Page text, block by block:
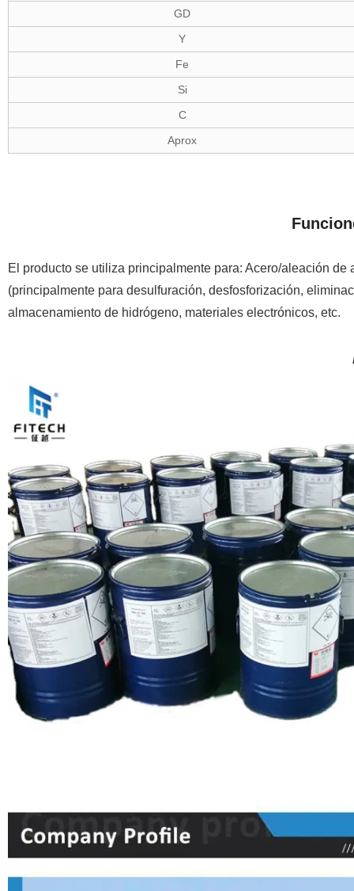
GD
Y
Fe
Si
C
Aprox
El producto se utiliza principalmente para: Acero/aleación
(principalmente para desulfuración, desfosforización,
almacenamiento de hidrógeno, materiales electrónicos, etc.